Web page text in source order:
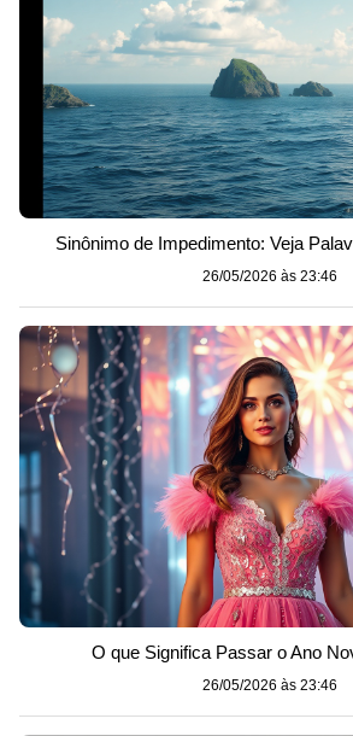
Sinônimo de Impedimento: Veja
26/05/2026 às 23:46
O que Significa Passar o Ano
26/05/2026 às 23:46